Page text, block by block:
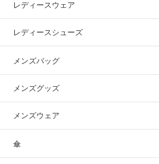
レディースウェア
レディースシューズ
メンズバッグ
メンズグッズ
メンズウェア
傘